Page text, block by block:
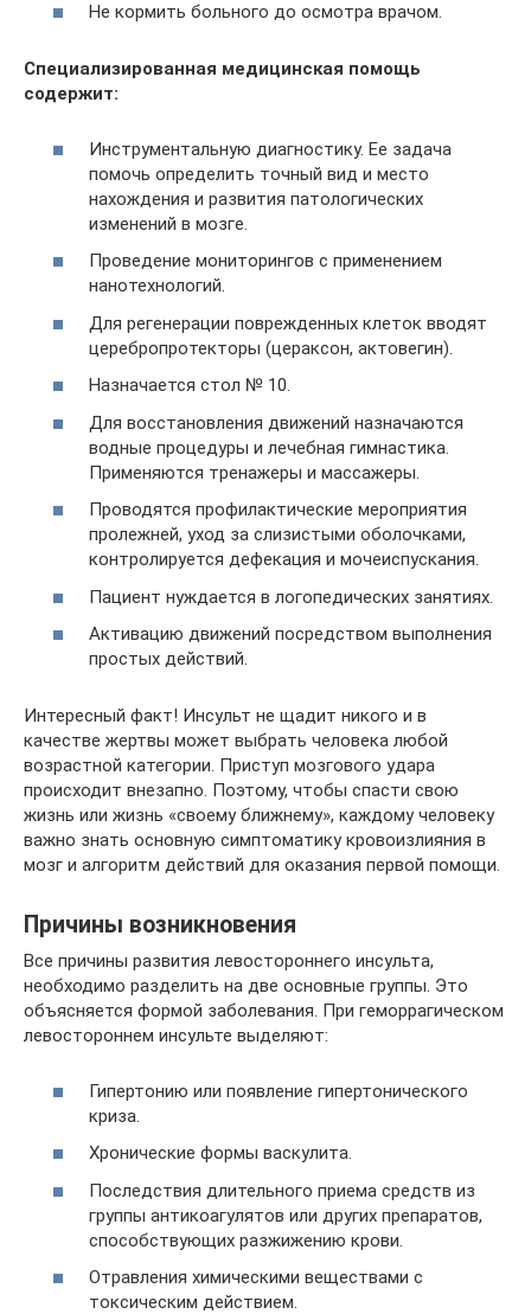
Не кормить больного до осмотра врачом.
Специализированная медицинская помощь
содержит:
Инструментальную диагностику. Ее задача
помочь определить точный вид и место
нахождения и развития патологических
изменений в мозге.
Проведение мониторингов с применением
нанотехнологий.
Для регенерации поврежденных клеток вводят
церебропротекторы (цераксон, актовегин).
Назначается стол № 10.
Для восстановления движений назначаются
водные процедуры и лечебная гимнастика.
Применяются тренажеры и массажеры.
Проводятся профилактические мероприятия
пролежней, уход за слизистыми оболочками,
контролируется дефекация и мочеиспускания.
Пациент нуждается в логопедических занятиях.
Активацию движений посредством выполнения
простых действий.
Интересный факт! Инсульт не щадит никого и в
качестве жертвы может выбрать человека любой
возрастной категории. Приступ мозгового удара
происходит внезапно. Поэтому, чтобы спасти свою
жизнь или жизнь «своему ближнему», каждому человеку
важно знать основную симптоматику кровоизлияния в
мозг и алгоритм действий для оказания первой помощи.
Причины возникновения
Все причины развития левостороннего инсульта,
необходимо разделить на две основные группы. Это
объясняется формой заболевания. При геморрагическом
левостороннем инсульте выделяют:
Гипертонию или появление гипертонического
криза.
Хронические формы васкулита.
Последствия длительного приема средств из
группы антикоагулятов или других препаратов,
способствующих разжижению крови.
Отравления химическими веществами с
токсическим действием.